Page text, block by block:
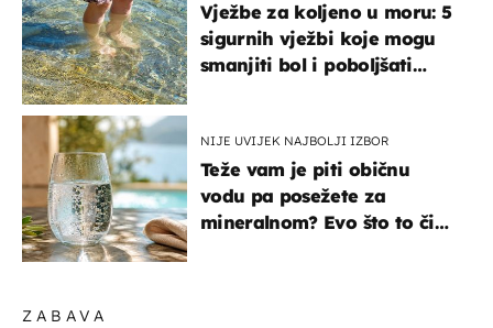
ZABAVA
Vježbe za koljeno u moru: 5
sigurnih vježbi koje mogu
smanjiti bol i poboljšati
NIJE UVIJEK NAJBOLJI IZBOR
Teže vam je piti običnu
vodu pa posežete za
mineralnom? Evo što to čini